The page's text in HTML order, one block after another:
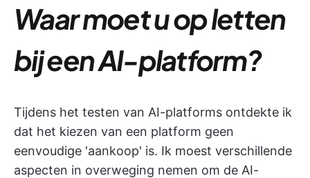
Waar moet u op letten
bij een AI-platform?
Tijdens het testen van AI-platforms ontdekte ik
dat het kiezen van een platform geen
eenvoudige 'aankoop' is. Ik moest verschillende
aspecten in overweging nemen om de AI-